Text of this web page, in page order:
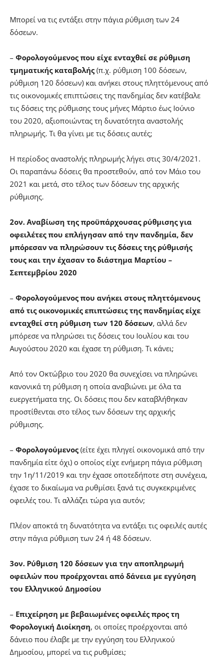
Μπορεί να τις εντάξει στην πάγια ρύθμιση των 24
δόσεων.
– Φορολογούμενος που είχε ενταχθεί σε ρύθμιση
τμηματικής καταβολής(π.χ. ρύθμιση 100 δόσεων,
ρύθμιση 120 δόσεων) και ανήκει στους πληττόμενους από
τις οικονομικές επιπτώσεις της πανδημίας δεν κατέβαλε
τις δόσεις της ρύθμισης τους μήνες Μάρτιο έως Ιούνιο
του 2020, αξιοποιώντας τη δυνατότητα αναστολής
πληρωμής. Τι θα γίνει με τις δόσεις αυτές;
Η περίοδος αναστολής πληρωμής λήγει στις 30/4/2021.
Οι παραπάνω δόσεις θα προστεθούν, από τον Μάιο του
2021 και μετά, στο τέλος των δόσεων της αρχικής
ρύθμισης.
2ον. Αναβίωση της προϋπάρχουσας ρύθμισης για
οφειλέτες που επλήγησαν από την πανδημία, δεν
μπόρεσαν να πληρώσουν τις δόσεις της ρύθμισής
τους και την έχασαν το διάστημα Μαρτίου –
Σεπτεμβρίου 2020
– Φορολογούμενος που ανήκει στους πληττόμενους
από τις οικονομικές επιπτώσεις της πανδημίας είχε
ενταχθεί στη ρύθμιση των 120 δόσεων, αλλά δεν
μπόρεσε να πληρώσει τις δόσεις του Ιουλίου και του
Αυγούστου 2020 και έχασε τη ρύθμιση. Τι κάνει;
Από τον Οκτώβριο του 2020 θα συνεχίσει να πληρώνει
κανονικά τη ρύθμιση η οποία αναβιώνει με όλα τα
ευεργετήματα της. Οι δόσεις που δεν καταβλήθηκαν
προστίθενται στο τέλος των δόσεων της αρχικής
ρύθμισης.
– Φορολογούμενος(είτε έχει πληγεί οικονομικά από την
πανδημία είτε όχι) ο οποίος είχε ενήμερη πάγια ρύθμιση
την 1η/11/2019 και την έχασε οποτεδήποτε στη συνέχεια,
έχασε το δικαίωμα να ρυθμίσει ξανά τις συγκεκριμένες
οφειλές του. Τι αλλάζει τώρα για αυτόν;
Πλέον αποκτά τη δυνατότητα να εντάξει τις οφειλές αυτές
στην πάγια ρύθμιση των 24 ή 48 δόσεων.
3ον. Ρύθμιση 120 δόσεων για την αποπληρωμή
οφειλών που προέρχονται από δάνεια με εγγύηση
του Ελληνικού Δημοσίου
– Επιχείρηση με βεβαιωμένες οφειλές προς τη
Φορολογική Διοίκηση, οι οποίες προέρχονται από
δάνειο που έλαβε με την εγγύηση του Ελληνικού
Δημοσίου, μπορεί να τις ρυθμίσει;